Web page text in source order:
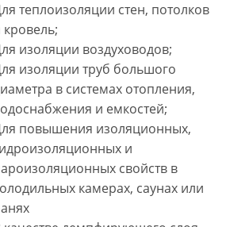
теплоизоляции стен, потолков
кровель;
изоляции воздуховодов;
изоляции труб большого
в системах отопления,
и емкостей;
повышения изоляционных,
и
свойств в
камерах, саунах или